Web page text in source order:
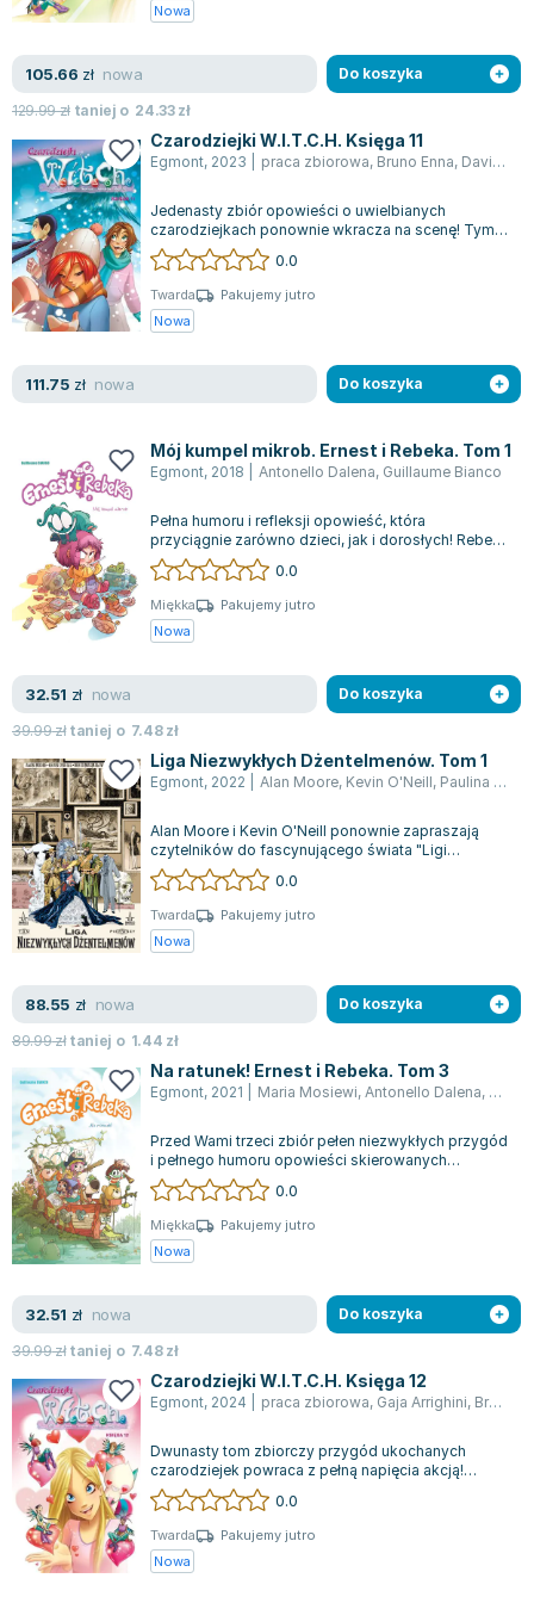
Książki do nauk przyrodniczych dla studentów
Książki do nauk społecznych dla studentów
Książki do nauk ścisłych dla studentów
Prawo - książki dla studentów
Technologia żywności - książki
Zarządzanie i marketing - książki
Nauka języków obcych - książki
Podręczniki dla nauczycieli - metodyka
Repetytoria, testy i materiały pomocnicze
Wanda Chotomska
Józef Ignacy Kraszewski
Clive Staples Lewis
Martyna Wojciechowska
Melissa De la Cruz
Blanka Lipińska
Jaś Kapela
Agatha Christie
Marcin Kowalczyk
Joanna Jabłczyńska
Piotr Kościelny
Jan Piński
Zygmunt Freud
Agata Passent
Michel Moran
Katarzyna Miller
Antoine de Saint Exupery
Lew Tołstoj
Mark Twain
Marcin Meller
Paulina Młynarska
ks. Piotr Pawlukiewicz
Jarosław Sokołowski
Piotr Semka
Jarosław Iwaszkiewicz
Joseph Murphy
Jan Sztaudynger
Aleksander Puszkin
Oscar Wilde
Małgorzata Ohme
Maddie Ziegler
Maria Seweryn
Janina Zającówna
Eric Helms
Anna Prus (oprac.)
Nela Mała Reporterka
Agnieszka Maciąg
Barbara Wrzesińska
Terry Pratchett
Nowa
105.66 zł nowa
129.99zł taniej o 24.33zł
Do koszyka
Czarodziejki W.I.T.C.H. Księga 11
Egmont, 2023 praca zbiorowa, Bruno Enna, Davide Baldoni
Jedenasty zbiór opowieści o uwielbianych
czarodziejkach ponownie wkracza na scenę! Tym
razem przyjaciółki udają się do miasteczka...
0.0
Twarda
Pakujemy jutro
Nowa
111.75 zł nowa Do koszyka
Mój kumpel mikrob. Ernest i Rebeka. Tom 1
Egmont, 2018 Antonello Dalena, Guillaume Bianco
Pełna humoru i refleksji opowieść, która
przyciągnie zarówno dzieci, jak i dorosłych! Rebeka
to sześciolatka, prawie sześciolatka...
0.0
Miękka
Pakujemy jutro
Nowa
32.51 zł nowa
39.99złtaniej o 7.48zł
Do koszyka
Liga Niezwykłych Dżentelmenów. Tom 1
Egmont, 2022 Alan Moore, Kevin O'Neill, Paulina Braiter
Alan Moore i Kevin O'Neill ponownie zapraszają
czytelników do fascynującego świata "Ligi
Niezwykłych Dżentelmenów" w trzeciej edyc...
0.0
Twarda
Pakujemy jutro
Nowa
88.55 zł nowa
89.99złtaniej o 1.44 zł
Do koszyka
Na ratunek! Ernest i Rebeka. Tom 3
Egmont, 2021 Maria Mosiewi, Antonello Dalena,
Przed Wami trzeci zbiór pełen niezwykłych przygód
i pełnego humoru opowieści skierowanych
zarówno do dzieci, jak i dorosłych! Rebe...
0.0
Miękka
Pakujemy jutro
Nowa
32.51 zł nowa
39.99złtaniej o 7.48zł
Do koszyka
Czarodziejki W.I.T.C.H. Księga 12
Egmont, 2024 praca zbiorowa, Gaja Arrighini, Bruno Enna
Dwunasty tom zbiorczy przygód ukochanych
czarodziejek powraca z pełną napięcia akcją!
Ragorlang, stworzenie żerujące na energii lu...
0.0
Twarda
Pakujemy jutro
Nowa